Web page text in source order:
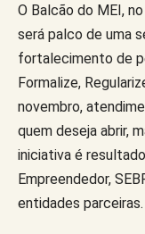
O Balcão do MEI,
será palco de uma
fortalecimento de
Formalize,
novembro,
quem deseja abrir,
iniciativa é
Empreendedor,
entidades parceiras.